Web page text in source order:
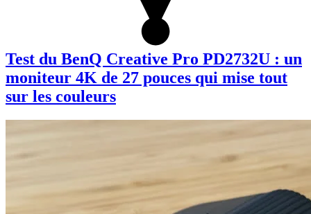
Test du BenQ Creative Pro PD2732U : un
moniteur 4K de 27 pouces qui mise tout
sur les couleurs